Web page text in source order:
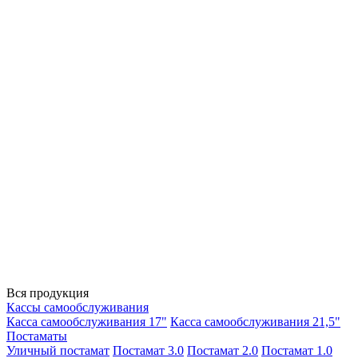
Вся продукция
Кассы самообслуживания
Касса самообслуживания 17" Касса самообслуживания 21,5"
Постаматы
Уличный постамат Постамат 3.0 Постамат 2.0 Постамат 1.0